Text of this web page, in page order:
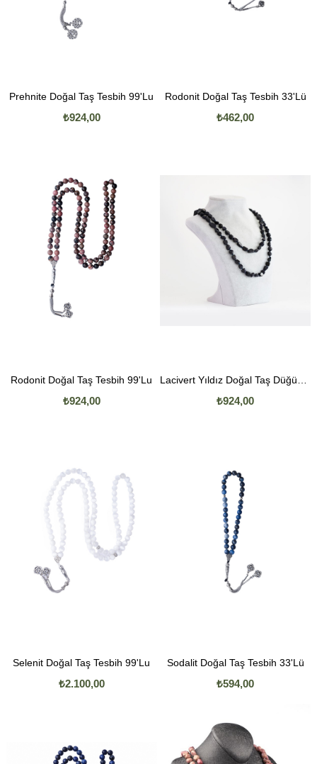
Prehnite Doğal Taş Tesbih 99'Lu
₺924,00
Rodonit Doğal Taş Tesbih 33'Lü
₺462,00
Rodonit Doğal Taş Tesbih 99'Lu
₺924,00 ₺924,00
Selenit Doğal Taş Tesbih 99'Lu
₺2.100,00
Sodalit Doğal Taş Tesbih 33'Lü
₺594,00